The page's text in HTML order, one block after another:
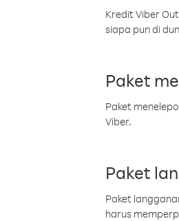
Kredit Viber
siapa pun di
Paket
Paket
Viber.
Paket
Paket
harus